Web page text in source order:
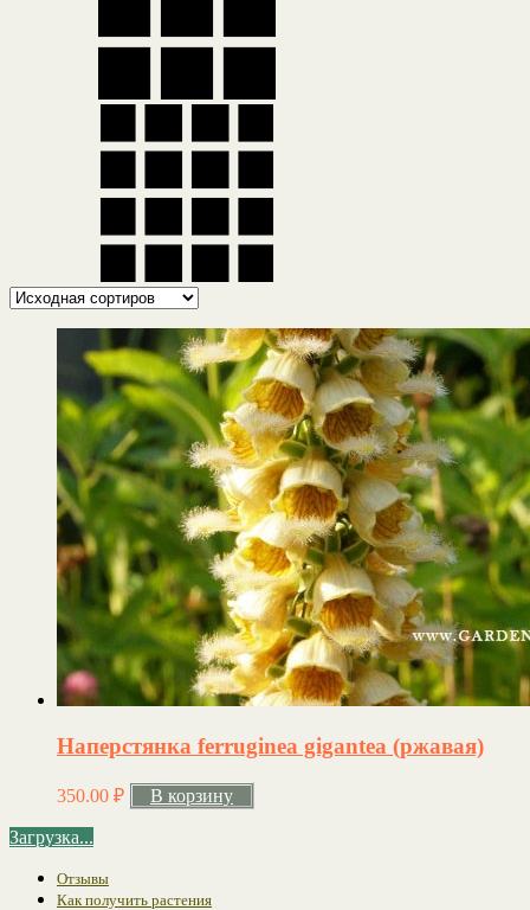
Наперстянка ferruginea gigantea (ржавая)
350.00 ₽ В корзину
Загрузка...
Отзывы
Как получить растения